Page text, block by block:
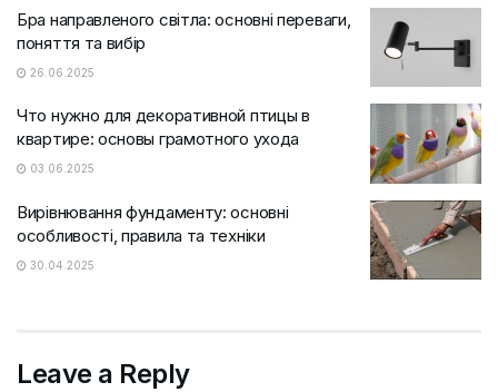
Бра направленого світла: основні переваги,
поняття та вибір
26.06.2025
Что нужно для декоративной птицы в
квартире: основы грамотного ухода
03.06.2025
Вирівнювання фундаменту: основні
особливості, правила та техніки
30.04.2025
Leave a Reply